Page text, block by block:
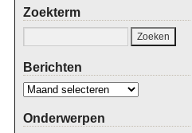
Zoekterm
Berichten
Onderwerpen